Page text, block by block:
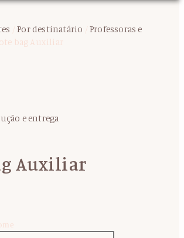
/Por destinatário /Professoras e
bag Auxiliar
e entrega
Auxiliar